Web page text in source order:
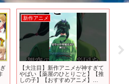
新作アニメ
【大注目】新作アニメが神すぎて
やばい【薬屋のひとりごと】【推
しの子】【おすすめアニメ】